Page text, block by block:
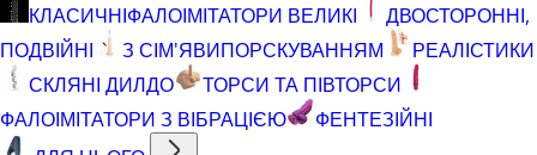
КЛАСИЧНІФАЛОІМІТАТОРИ ВЕЛИКІ
ДВОСТОРОННІ,
ПОДВІЙНІ
З СІМ'ЯВИПОРСКУВАННЯМ
РЕАЛІСТИКИ
СКЛЯНІ ДИЛДО
ТОРСИ ТА ПІВТОРСИ
ФАЛОІМІТАТОРИ З ВІБРАЦІЄЮ
ФЕНТЕЗІЙНІ